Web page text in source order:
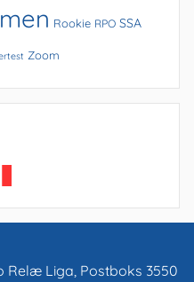
Rookie RPO SSA
Zoom
Relæ Liga, Postboks 3550